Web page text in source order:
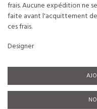
frais. Aucune expédition ne
faite avant l'acquittement de
ces frais.
Designer